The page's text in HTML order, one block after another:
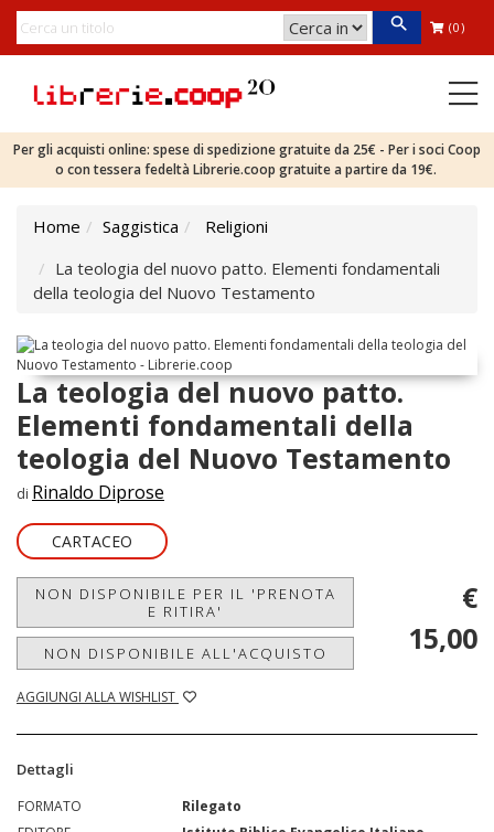
(0)
Per gli acquisti online: spese di spedizione gratuite da 25€ - Per i soci Coop
o con tessera fedeltà Librerie.coop gratuite a partire da 19€.
Home Saggistica
Religioni
La teologia del nuovo patto. Elementi fondamentali
della teologia del Nuovo Testamento
La teologia del nuovo patto.
Elementi fondamentali della
teologia del Nuovo Testamento
di Rinaldo Diprose
CARTACEO
NON DISPONIBILE PER IL 'PRENOTA
E RITIRA'
NON DISPONIBILE ALL'ACQUISTO
AGGIUNGI ALLA WISHLIST
€
15,00
Dettagli
FORMATO
Rilegato